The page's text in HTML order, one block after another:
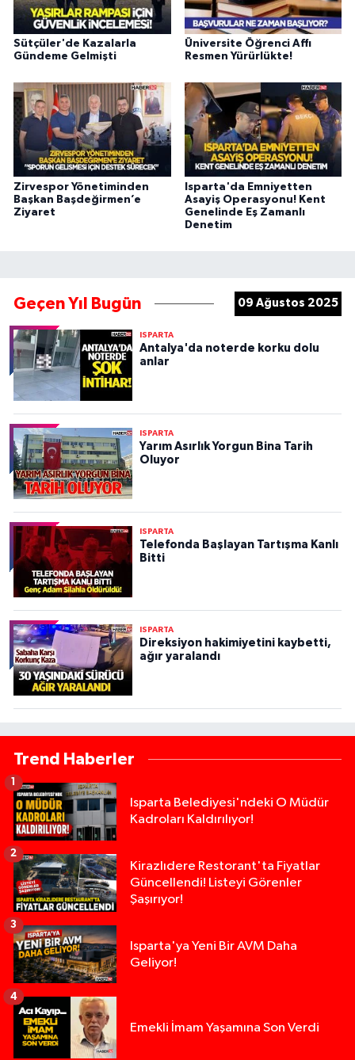
Sütçüler'de Kazalarla
Gündeme Gelmişti
Üniversite Öğrenci Affı
Resmen Yürürlükte!
Zirvespor Yönetiminden
Başkan Başdeğirmen’e
Ziyaret
Isparta'da Emniyetten
Asayiş Operasyonu! Kent
Genelinde Eş Zamanlı
Denetim
Geçen Yıl Bugün 09 Ağustos 2025
ISPARTA
Antalya'da noterde korku dolu
anlar
ISPARTA
Yarım Asırlık Yorgun Bina Tarih
Oluyor
ISPARTA
Telefonda Başlayan Tartışma Kanlı
Bitti
ISPARTA
Direksiyon hakimiyetini kaybetti,
ağır yaralandı
Trend Haberler
Isparta Belediyesi'ndeki O Müdür
Kadroları Kaldırılıyor!
1
Kirazlıdere Restorant'ta Fiyatlar
Güncellendi! Listeyi Görenler
Şaşırıyor!
2
Isparta'ya Yeni Bir AVM Daha
Geliyor!
3
Emekli İmam Yaşamına Son Verdi
4